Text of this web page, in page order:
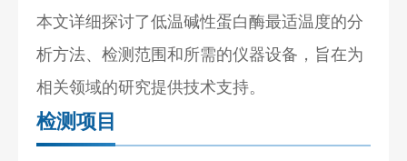
本文详细探讨了低温碱性蛋白酶最适温度的分
析方法、检测范围和所需的仪器设备，旨在为
相关领域的研究提供技术支持。
检测项目